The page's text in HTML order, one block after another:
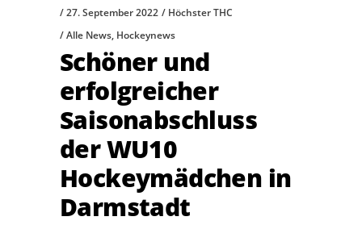
27. September 2022
Höchster THC
Alle News, Hockeynews
Schöner und
erfolgreicher
Saisonabschluss
der WU10
Hockeymädchen in
Darmstadt